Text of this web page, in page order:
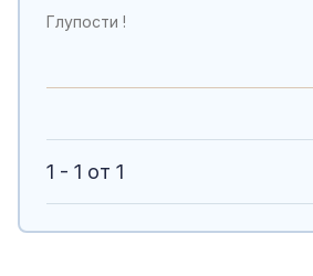
Глупости !
1 - 1 от 1